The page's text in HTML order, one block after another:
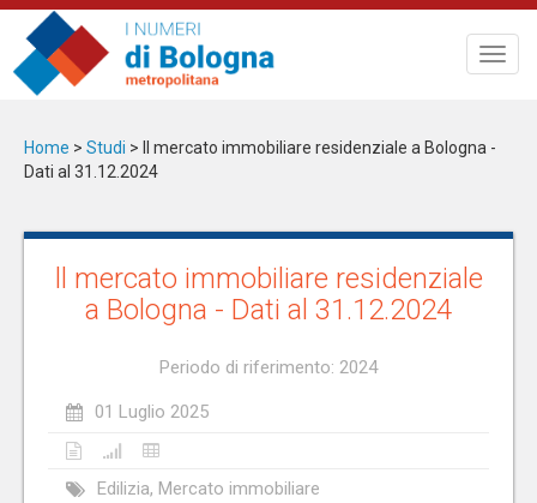
Salta
contenuto
principale
Home > Studi >
ll mercato immobiliare residenziale a Bologna -
Dati al 31.12.2024
ll mercato immobiliare residenziale
a Bologna - Dati al 31.12.2024
Periodo di riferimento: 2024
01 Luglio 2025
Edilizia, Mercato immobiliare